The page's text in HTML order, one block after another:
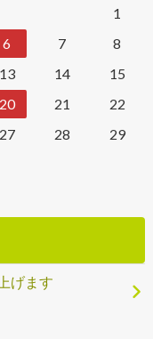
1
6 7
8
13 14
15
20 21
22
27 28
29
げます